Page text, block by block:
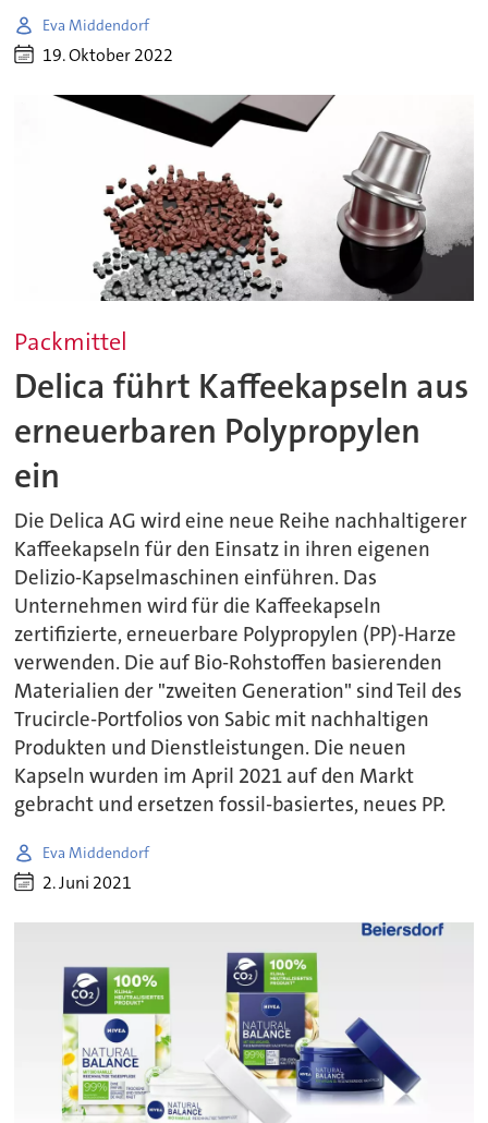
Eva Middendorf
19. Oktober 2022
Packmittel
Delica führt Kaffeekapseln aus
erneuerbaren Polypropylen
ein
Die Delica AG wird eine neue Reihe nachhaltigerer
Kaffeekapseln für den Einsatz in ihren eigenen
Delizio-Kapselmaschinen einführen. Das
Unternehmen wird für die Kaffeekapseln
zertifizierte, erneuerbare Polypropylen (PP)-Harze
verwenden. Die auf Bio-Rohstoffen basierenden
Materialien der "zweiten Generation" sind Teil des
Trucircle-Portfolios von Sabic mit nachhaltigen
Produkten und Dienstleistungen. Die neuen
Kapseln wurden im April 2021 auf den Markt
gebracht und ersetzen fossil-basiertes, neues PP.
Eva Middendorf
2. Juni 2021